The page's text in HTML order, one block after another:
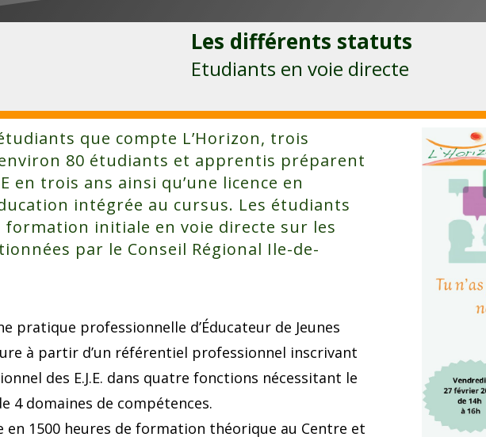
Les différents statuts
Etudiants en voie directe
que compte L’Horizon, trois
80 étudiants et apprentis préparent
en trois ans ainsi qu’une licence en
intégrée au cursus. Les étudiants
formation initiale en voie directe sur les
par le Conseil Régional Ile-de-
pratique professionnelle d’Éducateur de Jeunes
à partir d’un référentiel professionnel inscrivant
des E.J.E. dans quatre fonctions nécessitant le
4 domaines de compétences.
en 1500 heures de formation théorique au Centre et